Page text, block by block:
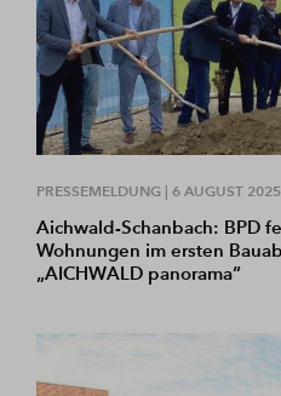
PRESSEMELDUNG | 6 AUGUST 2025
Aichwald-Schanbach: BPD
Wohnungen im ersten
„AICHWALD panorama“